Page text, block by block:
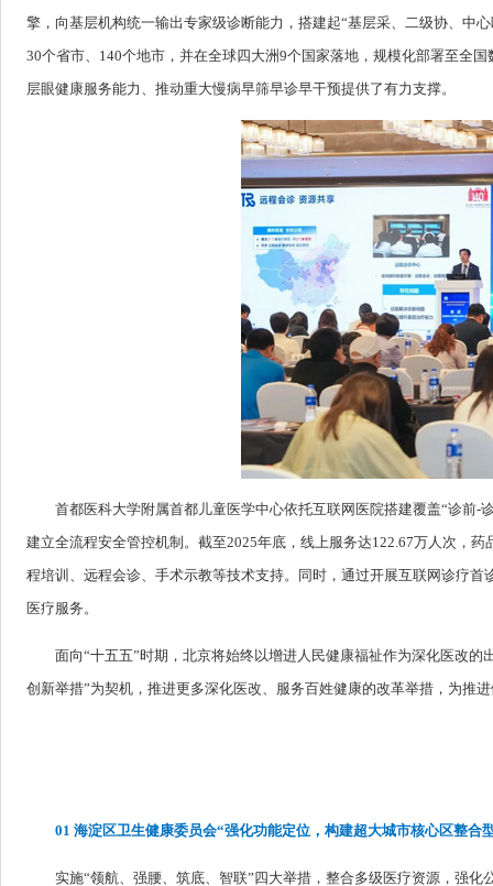
擎，向基层机构统一输出专家级诊断能力，搭建起“基层采、二级协、中
30个省市、140个地市，并在全球四大洲9个国家落地，规模化部署至全
层眼健康服务能力、推动重大慢病早筛早诊早干预提供了有力支撑。
首都医科大学附属首都儿童医学中心依托互联网医院搭建覆盖“诊前
建立全流程安全管控机制。截至2025年底，线上服务达122.67万人次，
程培训、远程会诊、手术示教等技术支持。同时，通过开展互联网诊疗
医疗服务。
面向“十五五”时期，北京将始终以增进人民健康福祉作为深化医改
创新举措”为契机，推进更多深化医改、服务百姓健康的改革举措，为推
01 海淀区卫生健康委员会“强化功能定位，构建超大城市核心区整合
实施“领航、强腰、筑底、智联”四大举措，整合多级医疗资源，强